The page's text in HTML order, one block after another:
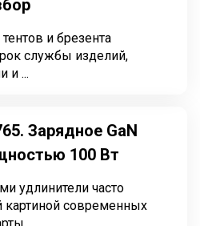
и брезента
службы изделий,
и ...
Зарядное GaN
100 Вт
удлинители часто
картиной современных